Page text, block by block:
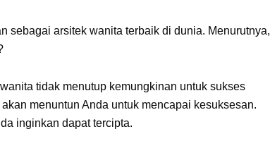
sebagai arsitek wanita terbaik di dunia. Menurutnya,
tidak menutup kemungkinan untuk sukses
menuntun Anda untuk mencapai kesuksesan.
inginkan dapat tercipta.